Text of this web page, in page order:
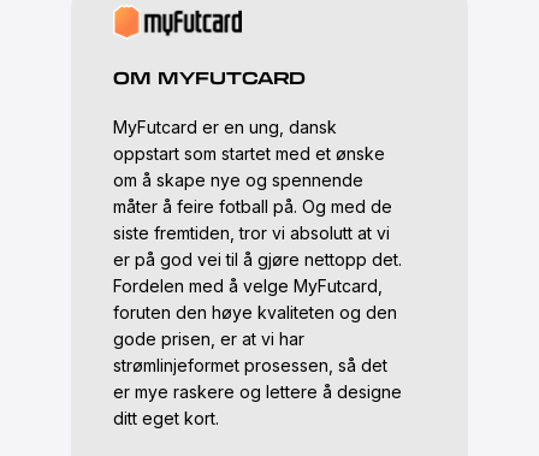
OM MYFUTCARD
MyFutcard er en ung, dansk
oppstart som startet med et ønske
om å skape nye og spennende
måter å feire fotball på. Og med de
siste fremtiden, tror vi absolutt at vi
er på god vei til å gjøre nettopp det.
Fordelen med å velge MyFutcard,
foruten den høye kvaliteten og den
gode prisen, er at vi har
strømlinjeformet prosessen, så det
er mye raskere og lettere å designe
ditt eget kort.